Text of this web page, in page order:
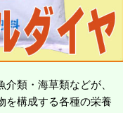
類・海草類などが、
を構成する各種の栄養